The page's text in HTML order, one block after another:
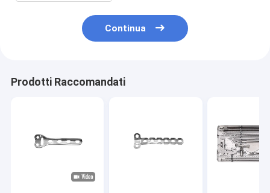
Continua
Prodotti Raccomandati